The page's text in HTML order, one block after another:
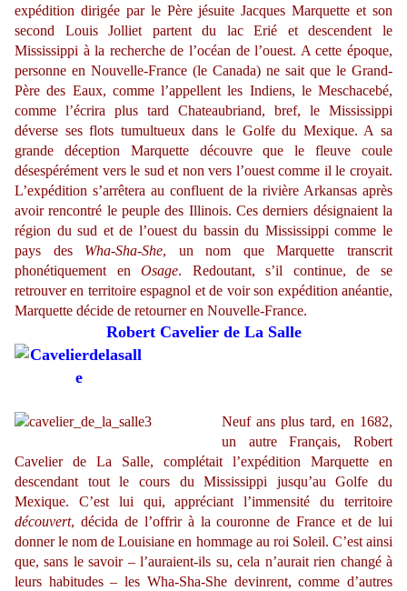
expédition dirigée par le Père jésuite Jacques Marquette et son
second Louis Jolliet partent du lac Erié et descendent le
Mississippi à la recherche de l’océan de l’ouest. A cette époque,
personne en Nouvelle-France (le Canada) ne sait que le Grand-
Père des Eaux, comme l’appellent les Indiens, le Meschacebé,
comme l’écrira plus tard Chateaubriand, bref, le Mississippi
déverse ses flots tumultueux dans le Golfe du Mexique. A sa
grande déception Marquette découvre que le fleuve coule
désespérément vers le sud et non vers l’ouest comme il le croyait.
L’expédition s’arrêtera au confluent de la rivière Arkansas après
avoir rencontré le peuple des Illinois. Ces derniers désignaient la
région du sud et de l’ouest du bassin du Mississippi comme le
pays des Wha-Sha-She, un nom que Marquette transcrit
phonétiquement enOsage. Redoutant, s’il continue, de se
retrouver en territoire espagnol et de voir son expédition anéantie,
Marquette décide de retourner en Nouvelle-France.
Robert Cavelier de La Salle
Neuf ans plus tard, en 1682,
un autre Français, Robert
Cavelier de La Salle, complétait l’expédition Marquette en
descendant tout le cours du Mississippi jusqu’au Golfe du
Mexique. C’est lui qui, appréciant l’immensité du territoire
découvert, décida de l’offrir à la couronne de France et de lui
donner le nom de Louisiane en hommage au roi Soleil. C’est ainsi
que, sans le savoir – l’auraient-ils su, cela n’aurait rien changé à
leurs habitudes – les Wha-Sha-She devinrent, comme d’autres